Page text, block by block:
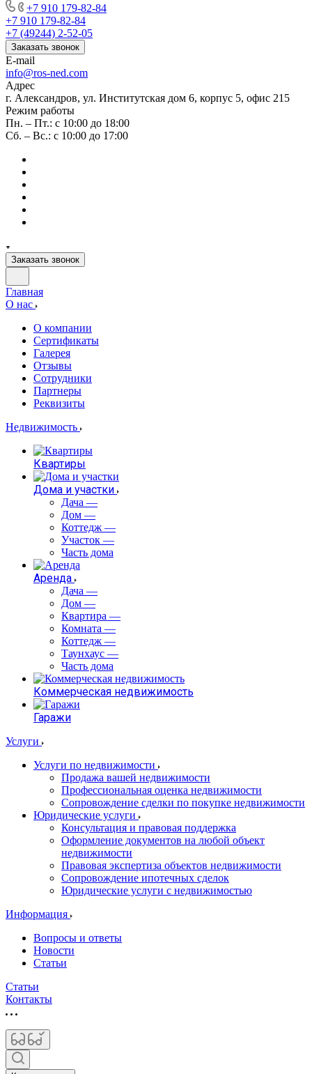
+7 910 179-82-84
+7 910 179-82-84
+7 (49244) 2-52-05
Заказать звонок
E-mail
info@ros-ned.com
Адрес
г. Александров, ул. Институтская дом 6, корпус 5, офис 215
Режим работы
Пн. – Пт.: с 10:00 до 18:00
Сб. – Вс.: с 10:00 до 17:00
Заказать звонок
Главная
О нас
О компании
Сертификаты
Галерея
Отзывы
Сотрудники
Партнеры
Реквизиты
Недвижимость
Квартиры
Дома и участки
Дача —
Дом —
Коттедж —
Участок —
Часть дома
Аренда
Дача —
Дом —
Квартира —
Комната —
Коттедж —
Таунхаус —
Часть дома
Коммерческая недвижимость
Гаражи
Услуги
Услуги по недвижимости
Продажа вашей недвижимости
Профессиональная оценка недвижимости
Сопровождение сделки по покупке недвижимости
Юридические услуги
Консультация и правовая поддержка
Оформление документов на любой объект
недвижимости
Правовая экспертиза объектов недвижимости
Сопровождение ипотечных сделок
Юридические услуги с недвижимостью
Информация
Вопросы и ответы
Новости
Статьи
Статьи
Контакты